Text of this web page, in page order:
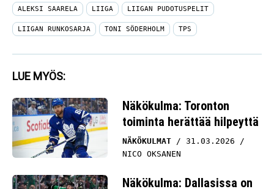
ALEKSI SAARELA LIIGA LIIGAN PUDOTUSPELIT
LIIGAN RUNKOSARJA TONI SÖDERHOLM TPS
LUE MYÖS:
Näkökulma: Toronton
toiminta herättää hilpeyttä
NÄKÖKULMAT
31.03.2026
NICO OKSANEN
Näkökulma: Dallasissa on